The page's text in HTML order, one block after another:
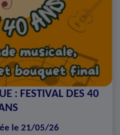
: FESTIVAL DES 40
le 21/05/26